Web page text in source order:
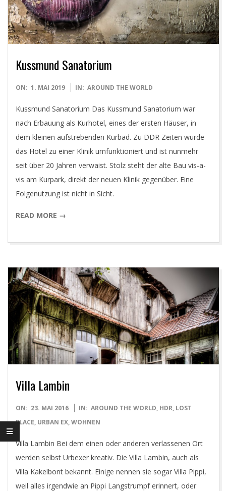
I
G
T
A
L
P
H
O
T
O
G
R
A
P
H
Y
Kussmund Sanatorium
2019-
01
ON: 1. MAI 2019 IN: AROUND THE WORLD
Kussmund Sanatorium Das Kussmund Sanatorium war
nach Erbauung als Kurhotel, eines der ersten Häuser, in
dem kleinen aufstrebenden Kurbad. Zu DDR Zeiten wurde
das Hotel zu einer Klinik umfunktioniert und ist nunmehr
seit über 20 Jahren verwaist. Stolz steht der alte Bau vis-a-
vis am Kurpark, direkt der neuen Klinik gegenüber. Eine
Folgenutzung ist nicht in Sicht.
READ MORE →
Villa Lambin
2016-
05-
ON: 23. MAI 2016 IN: AROUND THE WORLD, HDR, LOST
PLACE, URBAN EX,WOHNEN
Villa Lambin Bei dem einen oder anderen verlassenen Ort
werden selbst Urbexer kreativ. Die Villa Lambin, auch als
Villa Kakelbont bekannt. Einige nennen sie sogar Villa Pippi,
weil alles irgendwie an Pippi Langstrumpf erinnert, oder